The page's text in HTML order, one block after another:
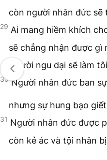
còn người nhân đức
29 Ai mang hiềm khích
sẽ chẳng nhận được gì
Người ngu dại sẽ làm
30 Người nhân đức ban
nhưng sự hung bạo
31 Người nhân đức được
còn kẻ ác và tội nhân